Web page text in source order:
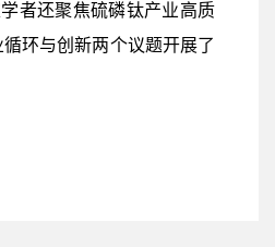
者还聚焦硫磷钛产业高质
环与创新两个议题开展了